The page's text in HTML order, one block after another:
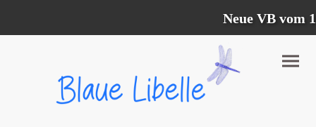
Neue VB vom